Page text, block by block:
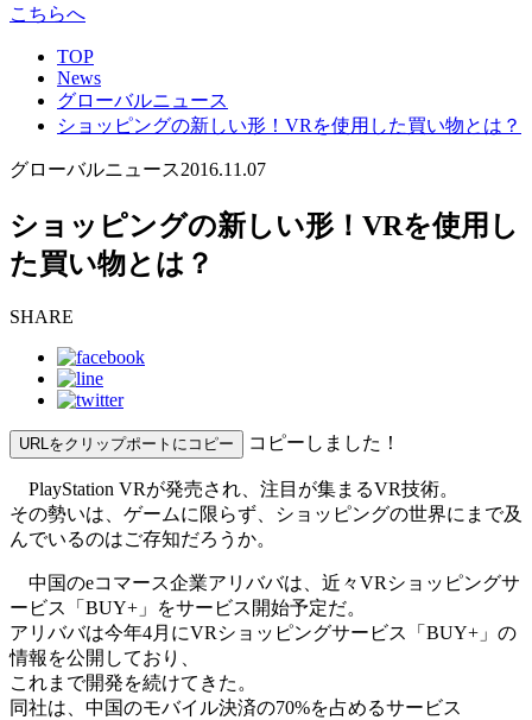
こちらへ
TOP
News
グローバルニュース
ショッピングの新しい形！VRを使用した買い物とは？
グローバルニュース2016.11.07
ショッピングの新しい形！VRを使用し
た買い物とは？
SHARE
URLをクリップポートにコピー コピーしました！
PlayStation VRが発売され、注目が集まるVR技術。
その勢いは、ゲームに限らず、ショッピングの世界にまで及
んでいるのはご存知だろうか。
中国のeコマース企業アリババは、近々VRショッピングサ
ービス「BUY+」をサービス開始予定だ。
アリババは今年4月にVRショッピングサービス「BUY+」の
情報を公開しており、
これまで開発を続けてきた。
同社は、中国のモバイル決済の70%を占めるサービス